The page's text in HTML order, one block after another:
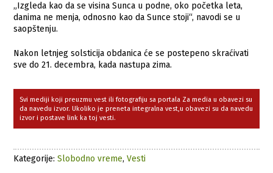
„Izgleda kao da se visina Sunca u podne, oko početka leta,
danima ne menja, odnosno kao da Sunce stoji“, navodi se u
saopštenju.
Nakon letnjeg solsticija obdanica će se postepeno skraćivati
sve do 21. decembra, kada nastupa zima.
Svi mediji koji preuzmu vest ili fotografiju sa portala Za media u obavezi su
da navedu izvor. Ukoliko je preneta integralna vest,u obavezi su da navedu
izvor i postave link ka toj vesti.
Kategorije:Slobodno vreme,Vesti